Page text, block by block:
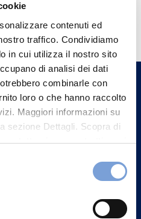
contenuti ed
traffico. Condividiamo
in cui utilizza il nostro sito
di analisi dei dati
combinarle con
loro o che hanno raccolto
Maggiori informazioni su
sezione Dettagli. Scopra di
e come trattiamo i
nella sezione "Informativa
a te e parla con